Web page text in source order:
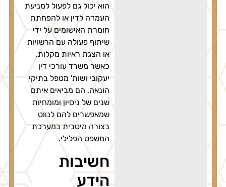
הוא יכול גם לפעול למניעת
העמדה לדין או להפחתת
חומרת האישומים על ידי
שיתוף פעולה עם הרשויות
או הצגת ראיות מקלות.
כאשר משרד עורכי דין
יעקובי ושות' מטפל בתיקי
הונאה, הם מביאים איתם
שנים של ניסיון ומומחיות
שמאפשרים להם לנווט
בצורה מיטבית במערכת
המשפט הפלילי.
חשיבות
הידע